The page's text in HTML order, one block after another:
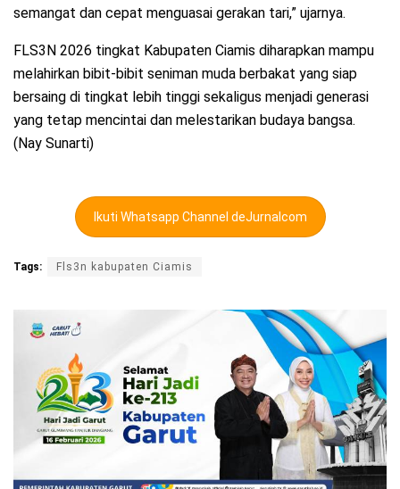
semangat dan cepat menguasai gerakan tari,” ujarnya.
FLS3N 2026 tingkat Kabupaten Ciamis diharapkan mampu
melahirkan bibit-bibit seniman muda berbakat yang siap
bersaing di tingkat lebih tinggi sekaligus menjadi generasi
yang tetap mencintai dan melestarikan budaya bangsa.
(Nay Sunarti)
Ikuti Whatsapp Channel deJurnalcom
Tags: Fls3n kabupaten Ciamis